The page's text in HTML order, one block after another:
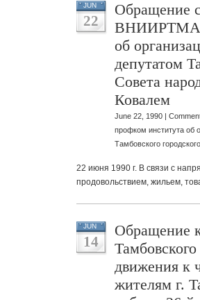
JUN
22
Обращение
об
депутатом
Совета
Ковалем
June 22, 1990 |
профком института об
Тамбовского
22 июня 1990 г. В связи с
продовольствием, жильем,
JUN
14
Обращение
движения к
жителям г.